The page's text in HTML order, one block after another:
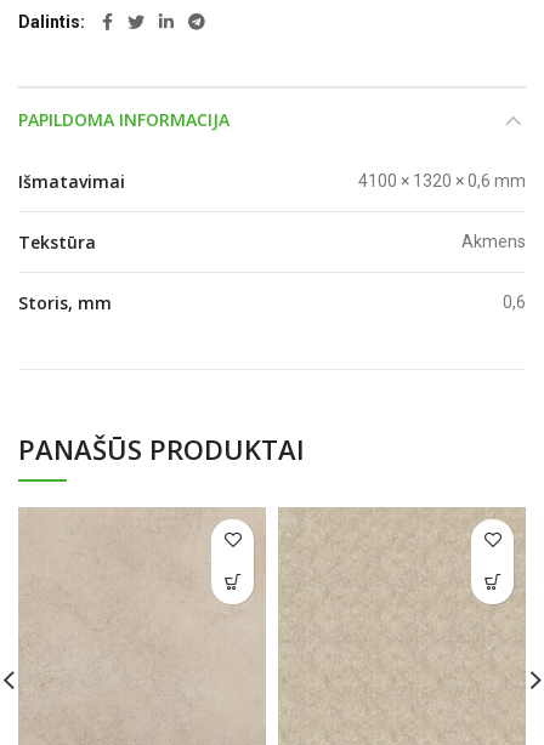
Dalintis
PAPILDOMA INFORMACIJA
Išmatavimai 4100 × 1320 × 0,6 mm
Tekstūra Akmens
Storis, mm 0,6
PANAŠŪS PRODUKTAI